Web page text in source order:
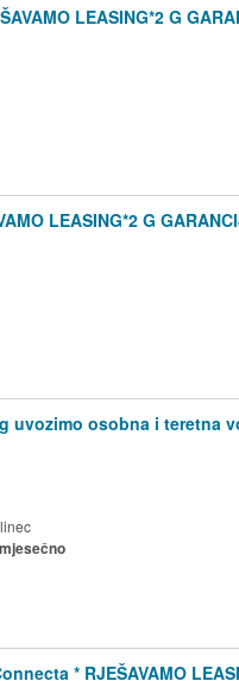
LEASING*2 G
LEASING*2 G
uvozimo osobna i teretna
* RJEŠAVAMO